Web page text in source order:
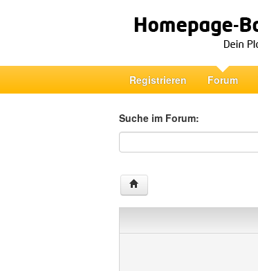
Registrieren Forum
Suche im Forum:
Suche im Forum